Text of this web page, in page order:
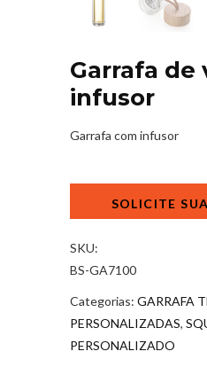
Garrafa de
infusor
Garrafa com infusor
infusor
quantidade
SKU:
BS-GA7100
Categorias: GARRAFA
PERSONALIZADAS,
PERSONALIZADO